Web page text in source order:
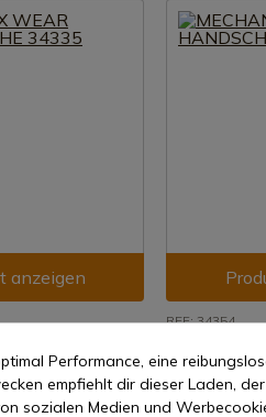
anzeigen
HANDSCHUHE
REF: 34354
34354
7-15 Tage
Performance, eine
empfiehlt dir dieser Laden,
sozialen Medien und